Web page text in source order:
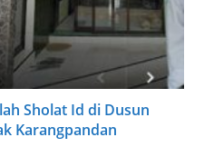
Sholat Id di Dusun
Karangpandan